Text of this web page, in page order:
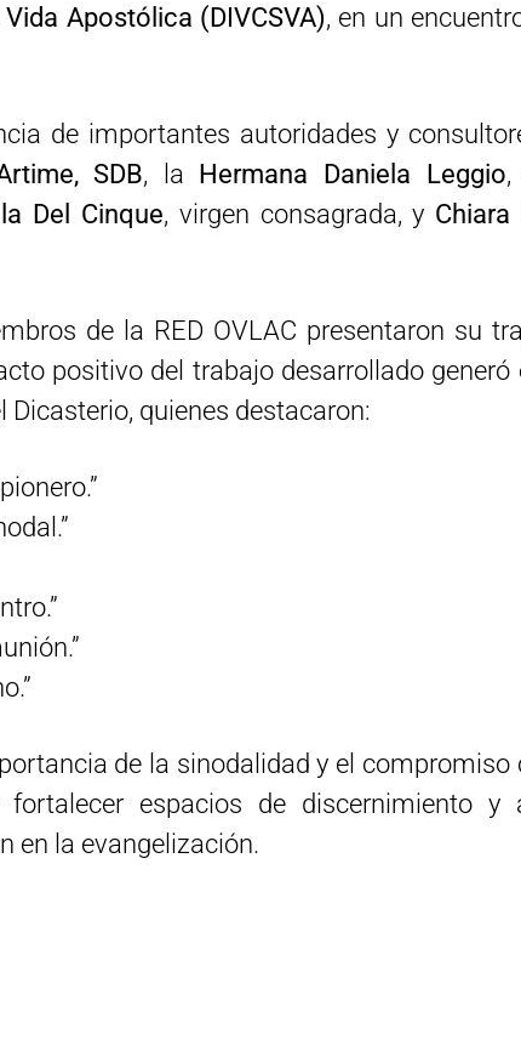
Apostólica (DIVCSVA), en un
de importantes autoridades y
SDB, la Hermana Daniela Leggio,
Del Cinque, virgen consagrada, y Chiara
de la RED OVLAC presentaron su
positivo del trabajo desarrollado
quienes destacaron:
de la sinodalidad y el
espacios de discernimiento y
en la evangelización.